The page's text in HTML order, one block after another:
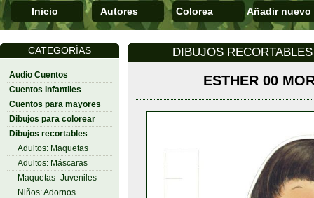
Inicio Autores Colorea Añadir nuevo
CATEGORÍAS
Audio Cuentos
Cuentos Infantiles
Cuentos para mayores
Dibujos para colorear
Dibujos recortables
Adultos: Maquetas
Adultos: Máscaras
Maquetas -Juveniles
Niños: Adornos
DIBUJOS
ESTHER 00